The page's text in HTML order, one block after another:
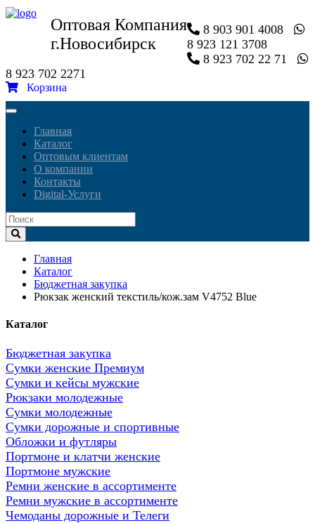
Оптовая Компания
г.Новосибирск
8 903 901 4008
8 923 121 3708
8 923 702 22 71
8 923 702 2271
Корзина
Toggle
navigationГлавная
Каталог
Оптовым клиентам
О компании
Контакты
Digital-Услуги
Главная
Каталог
Бюджетная закупка
Рюкзак женский текстиль/кож.зам V4752 Blue
Каталог
Бюджетная закупка
Сумки женские Премиум
Сумки и кейсы мужские
Рюкзаки молодежные
Сумки молодежные
Сумки дорожные и спортивные
Обложки и футляры
Портмоне и клатчи женские
Портмоне мужские
Ремни женские в ассортименте
Ремни мужские в ассортименте
Чемоданы дорожные и Телеги